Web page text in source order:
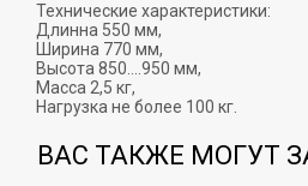
Технические характеристики:
Длинна 550 мм,
Ширина 770 мм,
Высота 850....950 мм,
Масса 2,5 кг,
Нагрузка не более 100 кг.
ВАС ТАКЖЕ МОГУТ